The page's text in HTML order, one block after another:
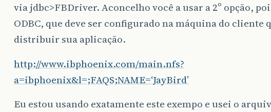
via jdbc>FBDriver. Aconcelho você a usar a 2º opção,
ODBC, que deve ser configurado na máquina do cliente
distribuir sua aplicação.
http://www.ibphoenix.com/main.nfs?
a=ibphoenix&l=;FAQS;NAME=‘JayBird’
Eu estou usando exatamente este exempo e usei o